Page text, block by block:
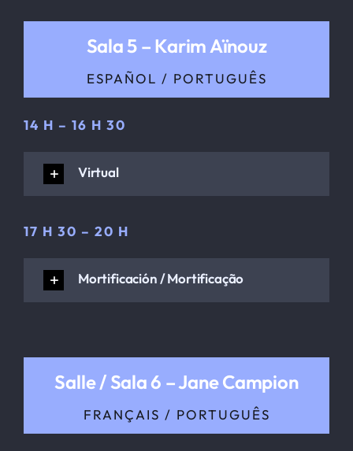
Sala 5 – Karim Aïnouz
ESPAÑOL / PORTUGUÊS
14 H – 16 H 30
Virtual
17 H 30 – 20 H
Mortificación / Mortificação
Salle / Sala 6 – Jane Campion
FRANÇAIS / PORTUGUÊS